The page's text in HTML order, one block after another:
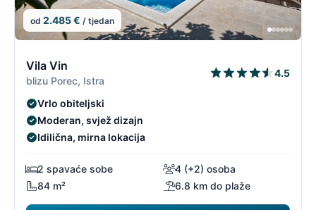
od 2.485 € / tjedan
Vila Vin
blizu Porec, Istra
4.5
Vrlo obiteljski
Moderan, svjež dizajn
Idilična, mirna lokacija
2 spavaće sobe
4 (+2) osoba
84 m²
6.8 km do plaže